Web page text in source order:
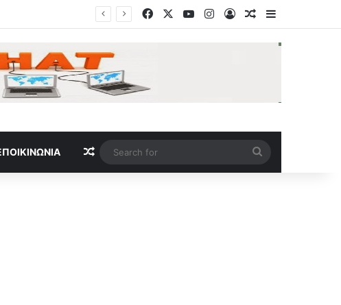
FacebookYouTubeInstagram
Log InRandom Article
Sidebar
Random Article
for